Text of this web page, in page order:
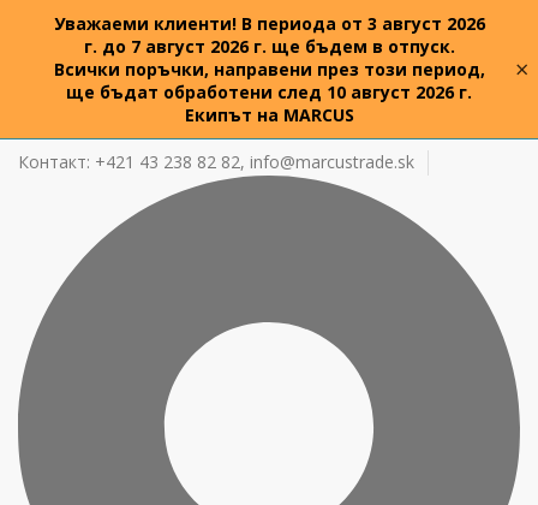
Уважаеми клиенти! В периода от 3 август 2026
г. до 7 август 2026 г. ще бъдем в отпуск.
Всички поръчки, направени през този период,
ще бъдат обработени след 10 август 2026 г.
Екипът на MARCUS
×
Контакт: +421 43 238 82 82, info@marcustrade.sk